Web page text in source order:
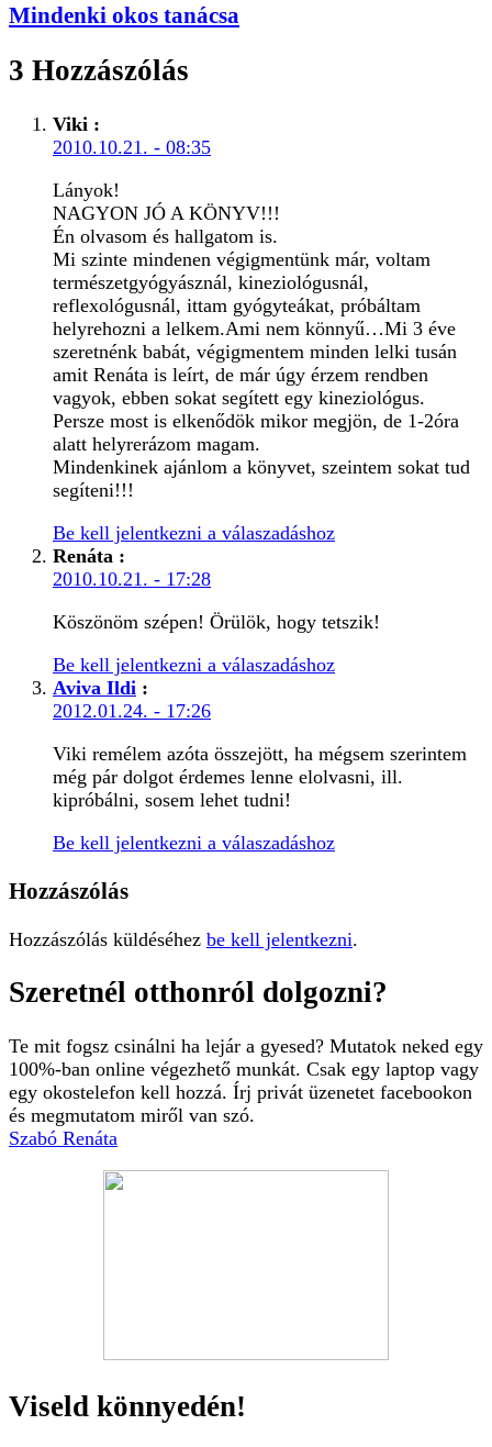
Mindenki okos tanácsa
3 Hozzászólás
Viki :
2010.10.21. - 08:35
Lányok!
NAGYON JÓ A KÖNYV!!!
Én olvasom és hallgatom is.
Mi szinte mindenen végigmentünk már, voltam
természetgyógyásznál, kineziológusnál,
reflexológusnál, ittam gyógyteákat, próbáltam
helyrehozni a lelkem.Ami nem könnyű…Mi 3 éve
szeretnénk babát, végigmentem minden lelki tusán
amit Renáta is leírt, de már úgy érzem rendben
vagyok, ebben sokat segített egy kineziológus.
Persze most is elkenődök mikor megjön, de 1-2óra
alatt helyrerázom magam.
Mindenkinek ajánlom a könyvet, szeintem sokat tud
segíteni!!!
Be kell jelentkezni a válaszadáshoz
Renáta :
2010.10.21. - 17:28
Köszönöm szépen! Örülök, hogy tetszik!
Be kell jelentkezni a válaszadáshoz
Aviva Ildi :
2012.01.24. - 17:26
Viki remélem azóta összejött, ha mégsem szerintem
még pár dolgot érdemes lenne elolvasni, ill.
kipróbálni, sosem lehet tudni!
Be kell jelentkezni a válaszadáshoz
Hozzászólás
Hozzászólás küldéséhez be kell jelentkezni.
Szeretnél otthonról dolgozni?
Te mit fogsz csinálni ha lejár a gyesed? Mutatok neked egy
100%-ban online végezhető munkát. Csak egy laptop vagy
egy okostelefon kell hozzá. Írj privát üzenetet facebookon
és megmutatom miről van szó.
Szabó Renáta
Viseld könnyedén!